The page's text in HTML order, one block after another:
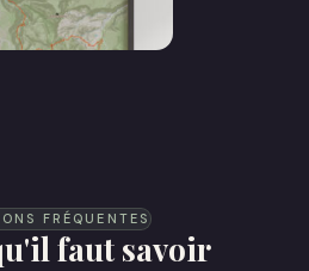
Affiche Semi
Marathon
FRÉQUENTES
faut savoir